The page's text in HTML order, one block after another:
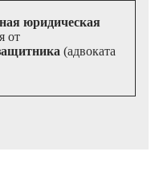
юридическая
от
(адвоката